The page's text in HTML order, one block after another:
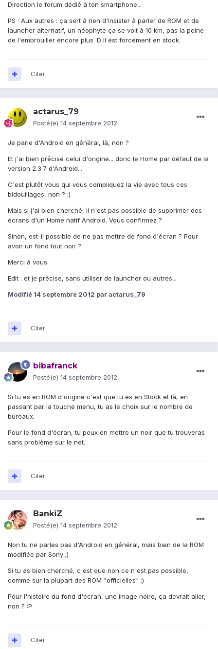
Direction le forum dédié à ton smartphone...
PS : Aux autres : ça sert à rien d'insister à parler de ROM et de
launcher alternatif, un néophyte ça se voit à 10 km, pas la peine
de l'embrouiller encore plus :D il est forcément en stock.
Citer
actarus_79
Posté(e) 14 septembre 2012
Je parle d'Android en général, là, non ?
Et j'ai bien précisé celui d'origine... donc le Home par défaut de la
version 2.3.7 d'Android...
C'est plutôt vous qui vous compliquez la vie avec tous ces
bidouillages, non ? :)
Mais si j'ai bien cherché, il n'est pas possible de supprimer des
écrans d'un Home natif Android. Vous confirmez ?
Sinon, est-il possible de ne pas mettre de fond d'écran ? Pour
avoir un fond tout noir ?
Merci à vous.
Edit : et je précise, sans utiliser de launcher ou autres...
Modifié 14 septembre 2012 par actarus_79
Citer
bibafranck
Posté(e) 14 septembre 2012
Si tu es en ROM d'origine c'est que tu es en Stock et là, en
passant par la touche menu, tu as le choix sur le nombre de
bureaux.
Pour le fond d'écran, tu peux en mettre un noir que tu trouveras
sans problème sur le net.
Citer
BankiZ
Posté(e) 14 septembre 2012
Non tu ne parles pas d'Android en général, mais bien de la ROM
modifiée par Sony ;)
Si tu as bien cherché, c'est que non ce n'est pas possible,
comme sur la plupart des ROM "officielles" ;)
Pour l'histoire du fond d'écran, une image noire, ça devrait aller,
non ? :P
Citer